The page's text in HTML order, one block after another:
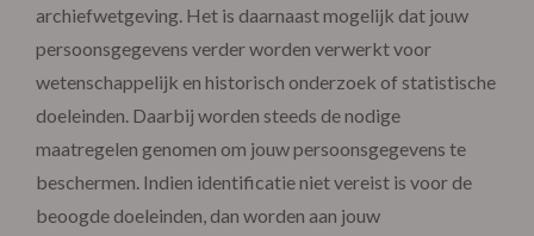
archiefwetgeving. Het is daarnaast mogelijk dat jouw
persoonsgegevens verder worden verwerkt voor
wetenschappelijk en historisch onderzoek of statistische
doeleinden. Daarbij worden steeds de nodige
maatregelen genomen om jouw persoonsgegevens te
beschermen. Indien identificatie niet vereist is voor de
beoogde doeleinden, dan worden aan jouw